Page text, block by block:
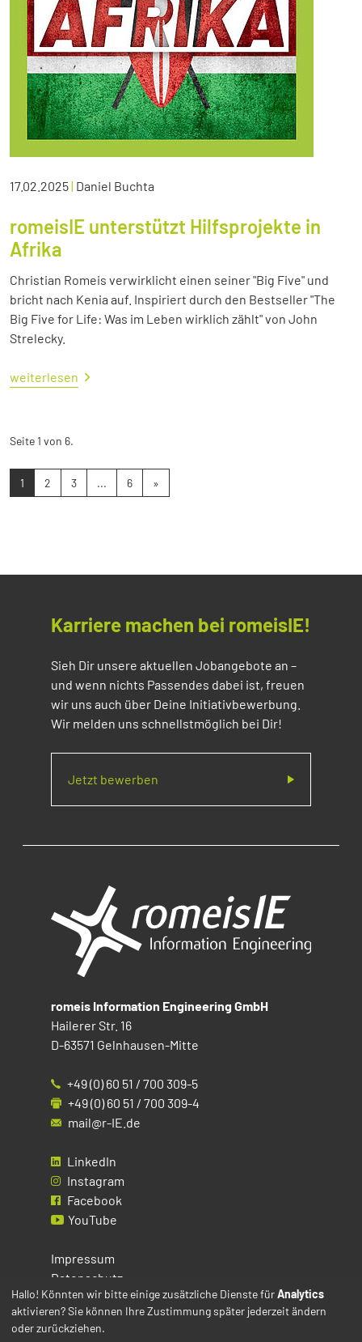
17.02.2025| Daniel Buchta
romeisIE unterstützt Hilfsprojekte in
Afrika
Christian Romeis verwirklicht einen seiner "Big Five" und
bricht nach Kenia auf. Inspiriert durch den Bestseller "The
Big Five for Life: Was im Leben wirklich zählt" von John
Strelecky.
weiterlesen
Seite 1 von 6.
1 2 3 ... 6 »
Karriere machen bei romeisIE!
Sieh Dir unsere aktuellen Jobangebote an –
und wenn nichts Passendes dabei ist, freuen
wir uns auch über Deine Initiativbewerbung.
Wir melden uns schnellstmöglich bei Dir!
Jetzt bewerben
romeis Information Engineering GmbH
Hailerer Str. 16
D-63571 Gelnhausen-Mitte
+49 (0) 60 51 / 700 309-5
+49 (0) 60 51 / 700 309-4
mail@r-IE.de
LinkedIn
Instagram
Facebook
YouTube
Impressum
Datenschutz
Cookies
Hallo! Könnten wir bitte einige zusätzliche Dienste fürAnalytics
aktivieren? Sie können Ihre Zustimmung später jederzeit ändern
oder zurückziehen.